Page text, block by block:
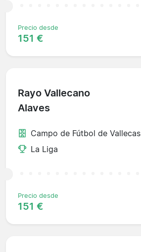
Precio desde
151 €
Rayo Vallecano
Alaves
Campo de Fútbol de Vallecas
La Liga
Precio desde
151 €